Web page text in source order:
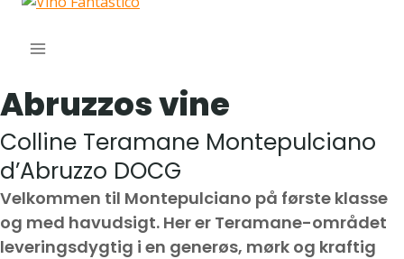
Abruzzos vine
Colline Teramane Montepulciano
d’Abruzzo DOCG
Velkommen til Montepulciano på første klasse
og med havudsigt. Her er Teramane-området
leveringsdygtig i en generøs, mørk og kraftig